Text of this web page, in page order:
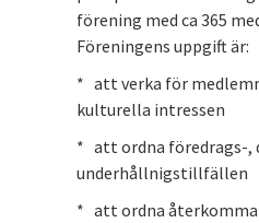
förening med ca 365
Föreningens uppgift är:
* att verka för
kulturella intressen
* att ordna föredrags-,
underhållnigstillfällen
* att ordna